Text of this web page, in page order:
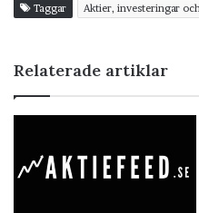
Taggar Aktier, investeringar
Relaterade artiklar